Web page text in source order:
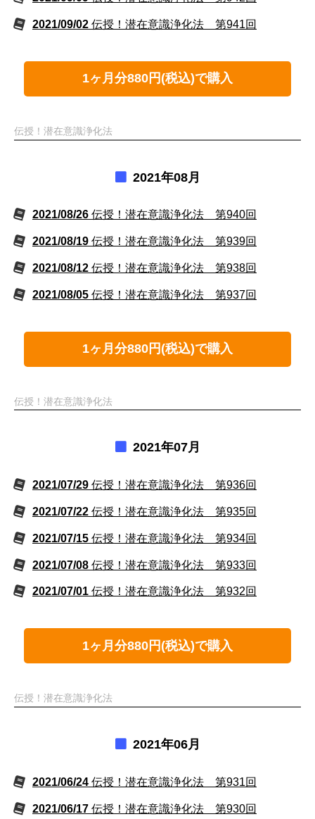
2021/09/02 伝授！潜在意識浄化法 第941回
1ヶ月分880円(税込)で購入
伝授！潜在意識浄化法
2021年08月
2021/08/26 伝授！潜在意識浄化法 第940回
2021/08/19 伝授！潜在意識浄化法 第939回
2021/08/12 伝授！潜在意識浄化法 第938回
2021/08/05 伝授！潜在意識浄化法 第937回
1ヶ月分880円(税込)で購入
伝授！潜在意識浄化法
2021年07月
2021/07/29 伝授！潜在意識浄化法 第936回
2021/07/22 伝授！潜在意識浄化法 第935回
2021/07/15 伝授！潜在意識浄化法 第934回
2021/07/08 伝授！潜在意識浄化法 第933回
2021/07/01 伝授！潜在意識浄化法 第932回
1ヶ月分880円(税込)で購入
伝授！潜在意識浄化法
2021年06月
2021/06/24 伝授！潜在意識浄化法 第931回
2021/06/17 伝授！潜在意識浄化法 第930回